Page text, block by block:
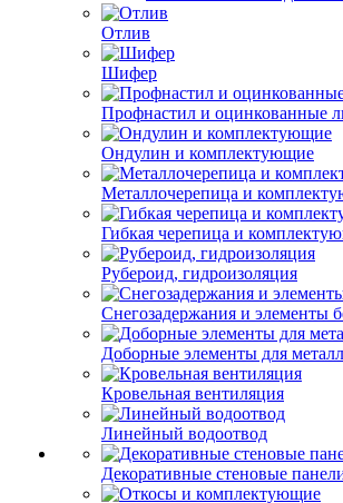
Отлив
Шифер
Профнастил и оцинкованные
Ондулин и комплектующие
Металлочерепица и
Гибкая черепица и
Рубероид, гидроизоляция
Снегозадержания и элементы
Доборные элементы для
Кровельная вентиляция
Линейный водоотвод
Декоративные стеновые